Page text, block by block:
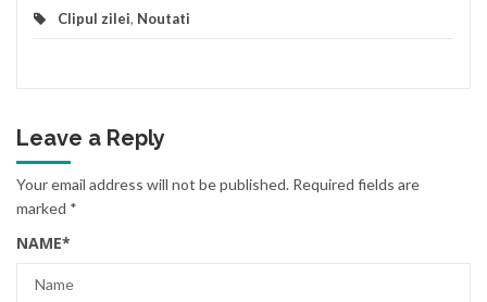
Clipul zilei, Noutati
Leave a Reply
Your email address will not be published. Required fields are
marked *
NAME*